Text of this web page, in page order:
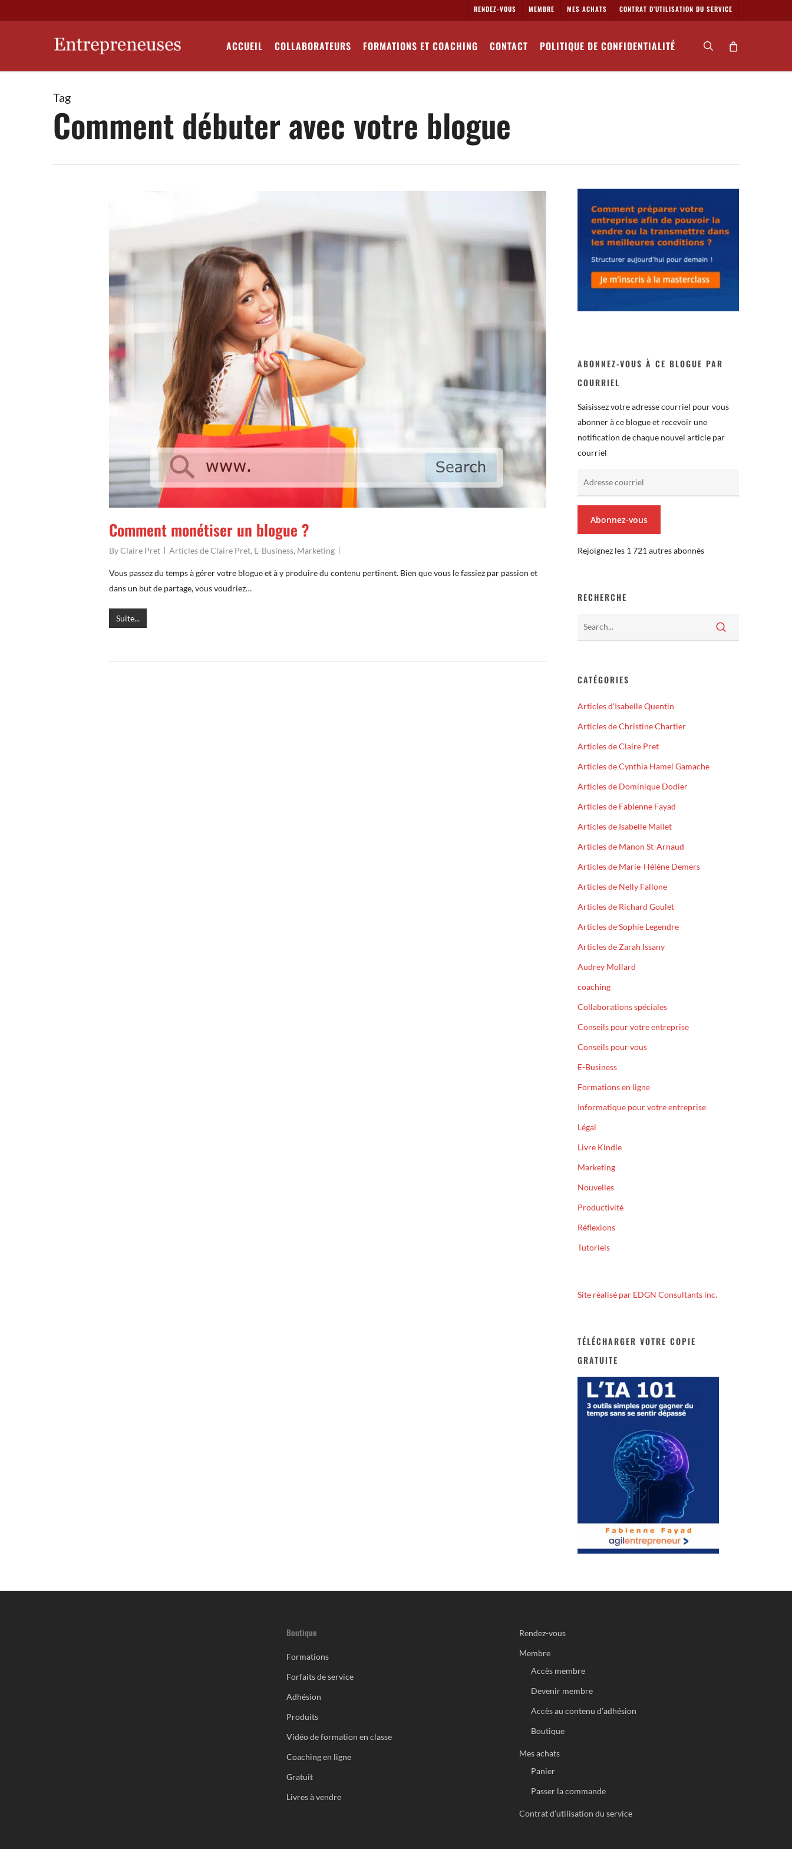
to
RENDEZ-VOUS MEMBRE MES ACHATS CONTRAT D’UTILISATION DU SERVICE
ACCUEIL COLLABORATEURS FORMATIONS ET COACHING CONTACT POLITIQUE DE CONFIDENTIALITÉ search
Tag
Comment débuter avec votre blogue
Comment monétiser un blogue ?
ByClaire Pret Articles de Claire Pret, E-Business, Marketing
Vous passez du temps à gérer votre blogue et à y produire du contenu pertinent. Bien que vous le fassiez par passion et
dans un but de partage, vous voudriez…
Suite...
ABONNEZ-VOUS À CE BLOGUE PAR
COURRIEL
Saisissez votre adresse courriel pour vous
abonner à ce blogue et recevoir une
notification de chaque nouvel article par
courriel
Abonnez-vous
Rejoignez les 1 721 autres abonnés
RECHERCHE
CATÉGORIES
Articles d'Isabelle Quentin
Articles de Christine Chartier
Articles de Claire Pret
Articles de Cynthia Hamel Gamache
Articles de Dominique Dodier
Articles de Fabienne Fayad
Articles de Isabelle Mallet
Articles de Manon St-Arnaud
Articles de Marie-Hélène Demers
Articles de Nelly Fallone
Articles de Richard Goulet
Articles de Sophie Legendre
Articles de Zarah Issany
Audrey Mollard
coaching
Collaborations spéciales
Conseils pour votre entreprise
Conseils pour vous
E-Business
Formations en ligne
Informatique pour votre entreprise
Légal
Livre Kindle
Marketing
Nouvelles
Productivité
Réflexions
Tutoriels
Site réalisé par EDGN Consultants inc.
TÉLÉCHARGER VOTRE COPIE
GRATUITE
Boutique
Formations
Forfaits de service
Adhésion
Produits
Vidéo de formation en classe
Coaching en ligne
Gratuit
Livres à vendre
Rendez-vous
Membre
Accès membre
Devenir membre
Accès au contenu d’adhésion
Boutique
Mes achats
Panier
Passer la commande
Contrat d’utilisation du service